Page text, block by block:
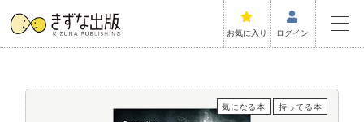
お気に入り ログイン
気になる本 持ってる本